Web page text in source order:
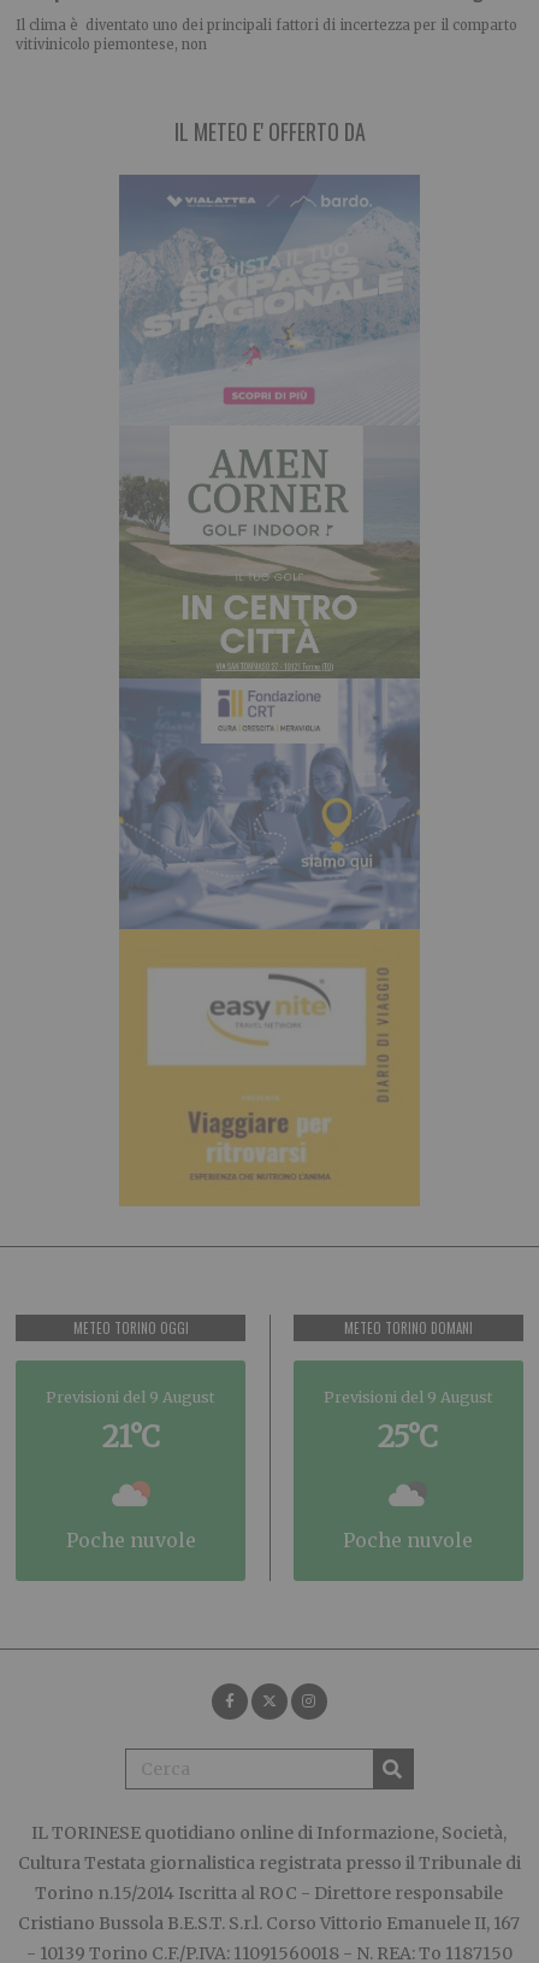
Il clima è diventato uno dei principali fattori di incertezza per il comparto
vitivinicolo piemontese, non
IL METEO E' OFFERTO DA
METEO TORINO OGGI
Previsioni del 9 August
21°C
poche nuvole
METEO TORINO DOMANI
Previsioni del 9 August
25°C
poche nuvole
IL TORINESE quotidiano online di Informazione, Società,
Cultura Testata giornalistica registrata presso il Tribunale di
Torino n.15/2014 Iscritta al ROC - Direttore responsabile
Cristiano Bussola B.E.S.T. S.r.l. Corso Vittorio Emanuele II, 167
- 10139 Torino C.F./P.IVA: 11091560018 - N. REA: To 1187150